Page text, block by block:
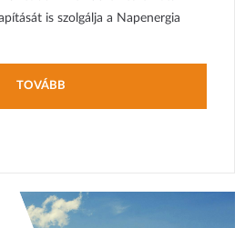
is szolgálja a Napenergia
TOVÁBB